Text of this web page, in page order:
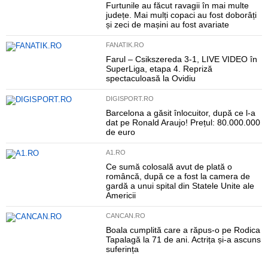
Furtunile au făcut ravagii în mai multe
județe. Mai mulți copaci au fost doborâți
și zeci de mașini au fost avariate
FANATIK.RO
Farul – Csikszereda 3-1, LIVE VIDEO în
SuperLiga, etapa 4. Repriză
spectaculoasă la Ovidiu
DIGISPORT.RO
Barcelona a găsit înlocuitor, după ce l-a
dat pe Ronald Araujo! Prețul: 80.000.000
de euro
A1.RO
Ce sumă colosală avut de plată o
româncă, după ce a fost la camera de
gardă a unui spital din Statele Unite ale
Americii
CANCAN.RO
Boala cumplită care a răpus-o pe Rodica
Tapalagă la 71 de ani. Actrița și-a ascuns
suferința